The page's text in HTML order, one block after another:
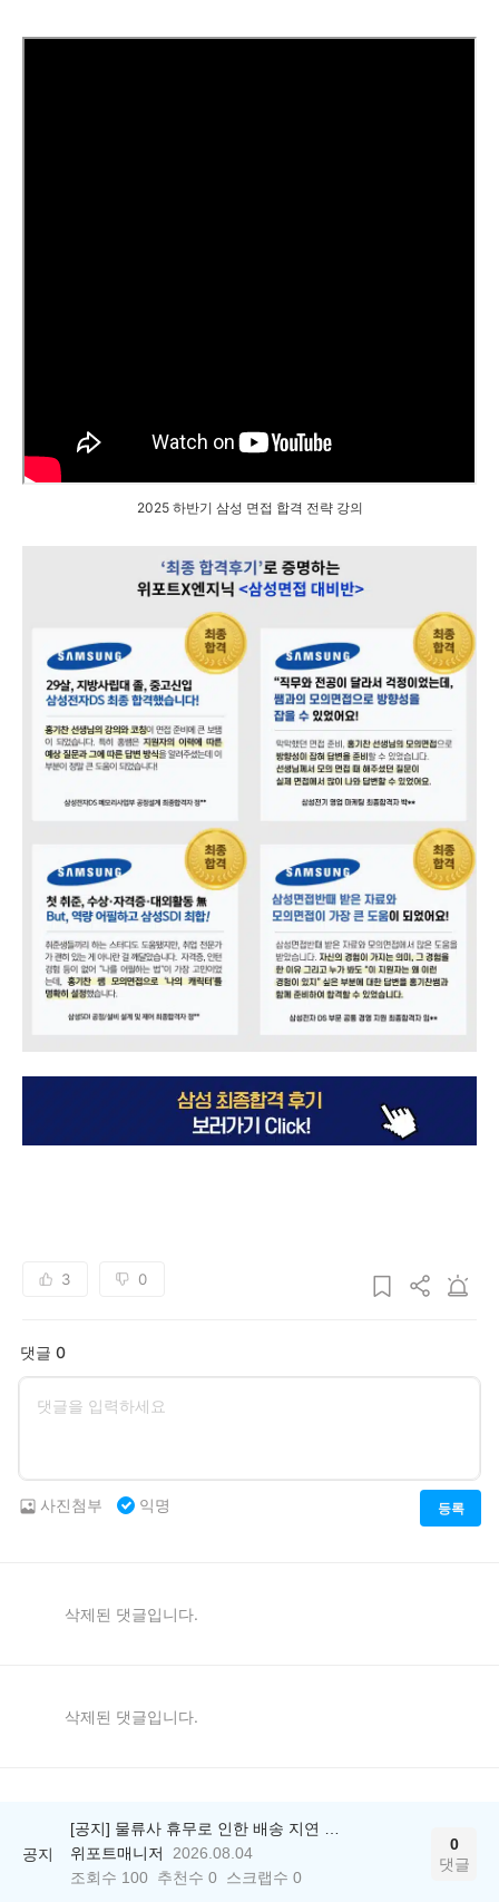
2025 하반기 삼성 면접 합격 전략 강의
3 0
댓글 0
등록
사진첨부 익명
삭제된 댓글입니다.
삭제된 댓글입니다.
공지
위포트매니저
2026.08.04
조회수 100 추천수 0 스크랩수 0
0
댓글